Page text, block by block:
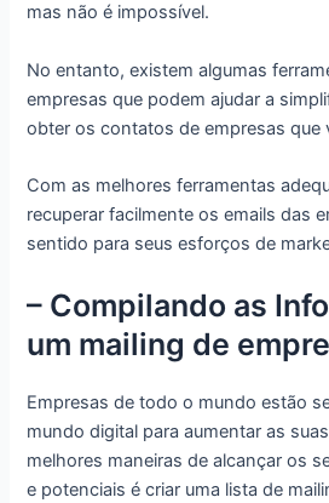
mas não é impossível.
No entanto, existem algumas
empresas que podem ajudar a
obter os contatos de empresas que
Com as melhores ferramentas
recuperar facilmente os emails das
sentido para seus esforços de
– Compilando as
um mailing de
Empresas de todo o mundo estão
mundo digital para aumentar as
melhores maneiras de alcançar os
e potenciais é criar uma lista de